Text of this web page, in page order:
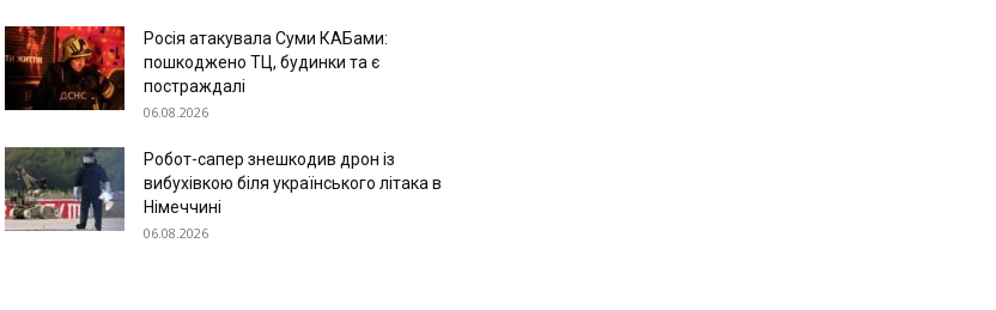
Росія атакувала Суми КАБами:
пошкоджено ТЦ, будинки та є
постраждалі
06.08.2026
Робот-сапер знешкодив дрон із
вибухівкою біля українського літака в
Німеччині
06.08.2026